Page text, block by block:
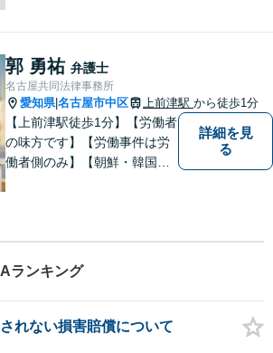
い、丁寧な説明と迅速な対応
を心がけております。【完全
個室】【法テラス利用可】
郭 勇祐 弁護士
名古屋共同法律事務所
愛知県|名古屋市中区 上前津駅 から徒歩1分
【上前津駅徒歩1分】【労働者
の味方です】【労働事件は労
働者側のみ】【朝鮮・韓国の
る方の心の支えになれるよ
う、全力で業務に取り組みま
す。【休日・夜間面談可能】
詳細を見
る
ランキング
れない損害賠償について